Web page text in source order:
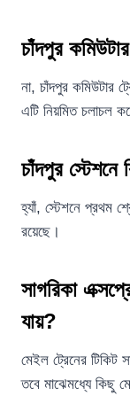
চাঁদপুর
না, চাঁদপুর কমিউটার
এটি নিয়মিত চলাচল
চাঁদপুর
হ্যাঁ, স্টেশনে প্রথম
রয়েছে।
সাগরিকা
যায়?
মেইল ট্রেনের টিকিট
তবে মাঝেমধ্যে কিছু